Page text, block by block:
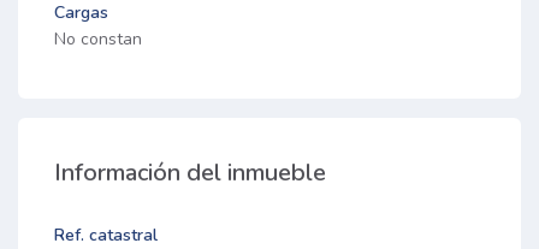
Cargas
No constan
Información del inmueble
Ref. catastral